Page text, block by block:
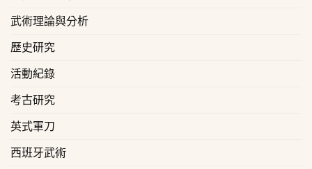
武術理論與分析
歷史研究
活動紀錄
考古研究
英式軍刀
西班牙武術